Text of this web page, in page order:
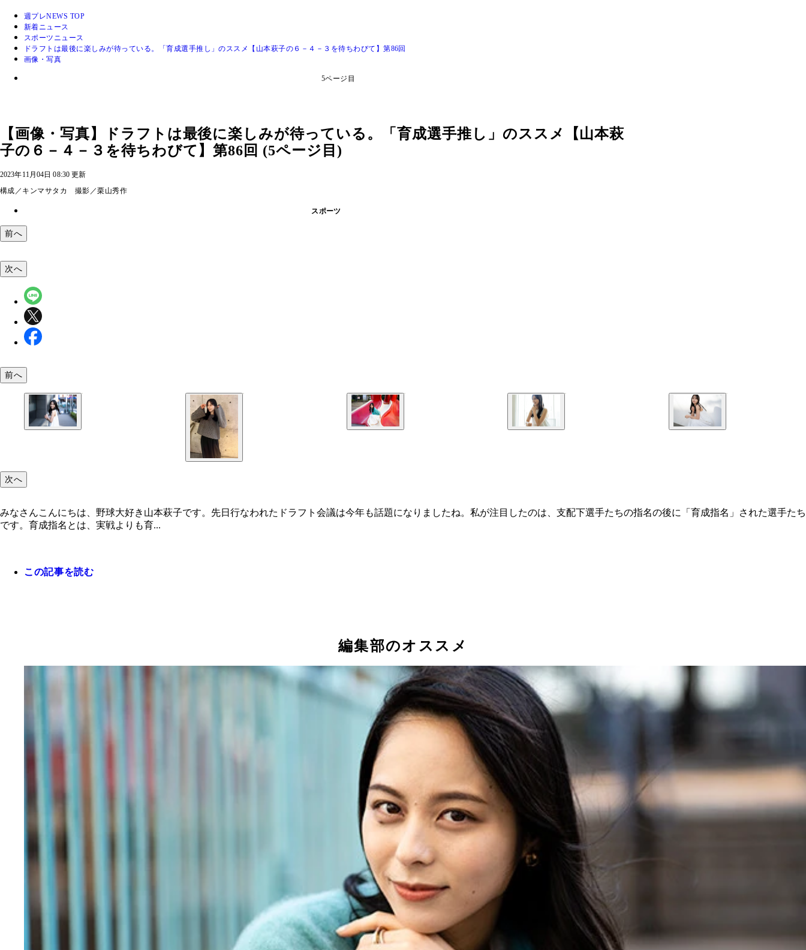
週プレNEWS TOP
新着ニュース
スポーツニュース
ドラフトは最後に楽しみが待っている。「育成選手推し」のススメ【山本萩子の６－４－３を待ちわびて】第86回
画像・写真
5ページ目
【画像・写真】ドラフトは最後に楽しみが待っている。「育成選手推し」のススメ【山本萩
子の６－４－３を待ちわびて】第86回 (5ページ目)
2023年11月04日 08:30 更新
構成／キンマサタカ 撮影／栗山秀作
スポーツ
前へ
次へ
前へ
次へ
みなさんこんにちは、野球大好き山本萩子です。先日行なわれたドラフト会議は今年も話題になりましたね。私が注目したのは、支配下選手たちの指名の後に「育成指名」された選手たち
です。育成指名とは、実戦よりも育...
この記事を読む
編集部のオススメ